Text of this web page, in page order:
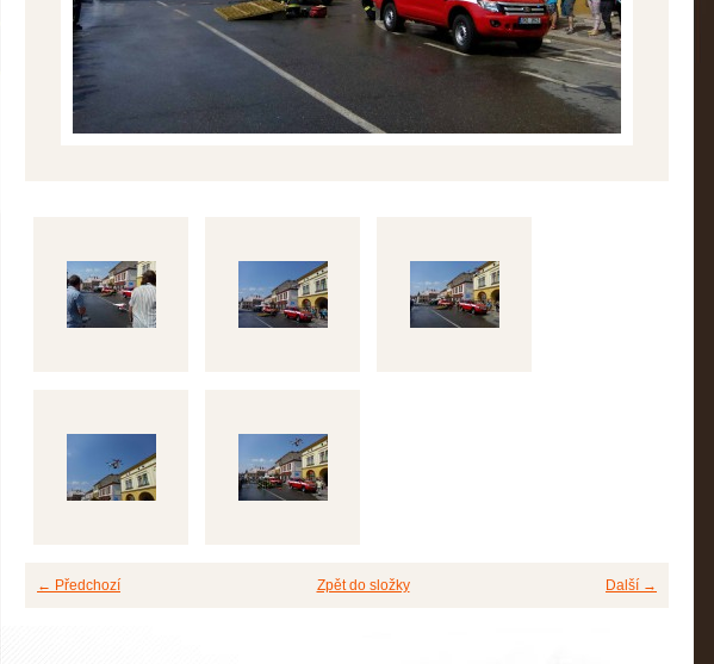
← Předchozí Další →
Zpět do složky